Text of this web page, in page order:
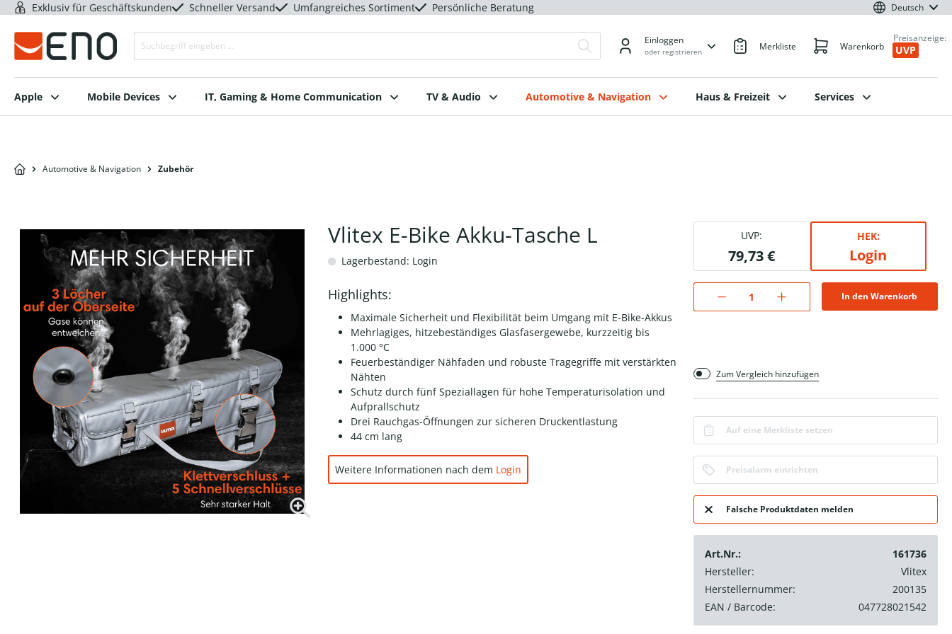
Exklusiv für Geschäftskunden Schneller Versand Umfangreiches Sortiment Persönliche Beratung Deutsch
Einloggen
oder registrieren Merkliste Warenkorb
Preisanzeige:
UVP
Apple Mobile Devices IT, Gaming & Home Communication TV & Audio Automotive & Navigation Haus & Freizeit Services
Automotive & Navigation Zubehör
Vlitex E-Bike Akku-Tasche L
Lagerbestand: Login
Highlights:
Maximale Sicherheit und Flexibilität beim Umgang mit E-Bike-Akkus
Mehrlagiges, hitzebeständiges Glasfasergewebe, kurzzeitig bis
1.000 °C
Feuerbeständiger Nähfaden und robuste Tragegriffe mit verstärkten
Nähten
Schutz durch fünf Speziallagen für hohe Temperaturisolation und
Aufprallschutz
Drei Rauchgas-Öffnungen zur sicheren Druckentlastung
44 cm lang
Weitere Informationen nach dem Login
UVP:
79,73 €
HEK:
Login
In den Warenkorb
Zum Vergleich hinzufügen
Auf eine Merkliste setzen
Preisalarm einrichten
Falsche Produktdaten melden
Art.Nr.:
161736
Hersteller:
Vlitex
Herstellernummer:
200135
EAN / Barcode:
047728021542